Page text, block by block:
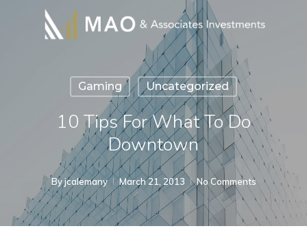
Gaming Uncategorized
10 Tips For What To Do
Downtown
Byjcalemany March 21, 2013 No Comments